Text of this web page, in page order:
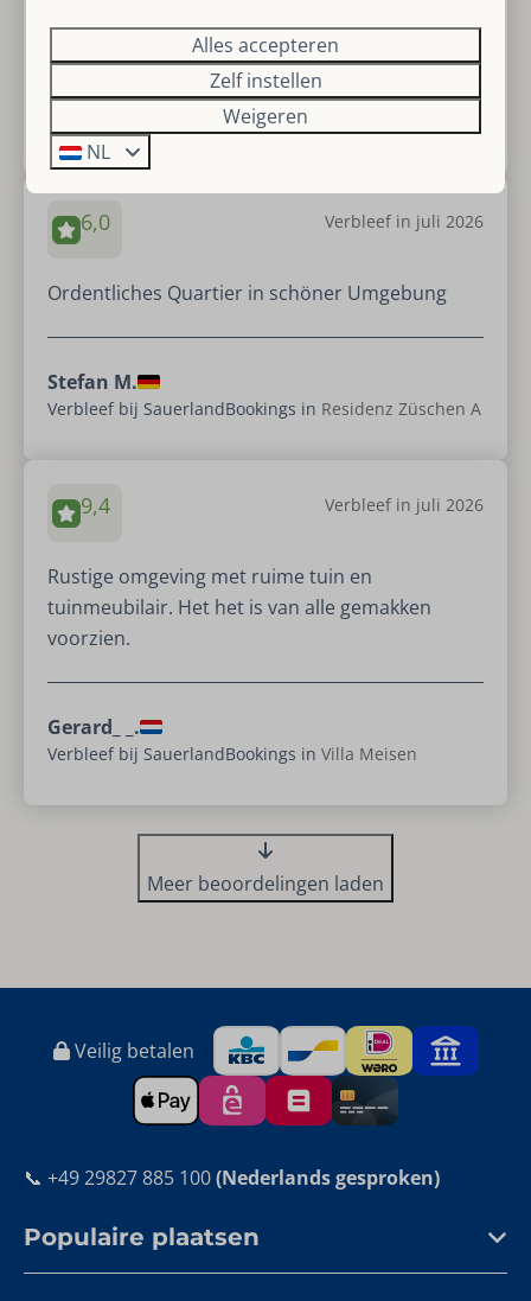
J_ S.
Verbleef bij SauerlandBookings in
6,0 Verbleef in juli 2026
Ordentliches Quartier in schöner Umgebung
Stefan M.
Verbleef bij SauerlandBookings in Residenz Züschen A
9,4 Verbleef in juli 2026
Rustige omgeving met ruime tuin en
tuinmeubilair. Het het is van alle gemakken
voorzien.
Gerard_ _.
Verbleef bij SauerlandBookings in Villa Meisen
Meer beoordelingen laden
Veilig betalen
📞 +49 29827 885 100(Nederlands gesproken)
Populaire plaatsen
Alles accepteren
Zelf instellen
Weigeren
NL